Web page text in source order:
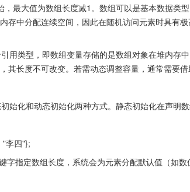
，最大值为数组长度减1。数组可以是基本数据类
存中分配连续空间，因此在随机访问元素时具有
用类型，即数组变量存储的是数组对象在堆内存
其长度不可改变。若需动态调整容量，通常需要
始化和动态初始化两种方式。静态初始化在声明
"李四"};
字指定数组长度，系统会为元素分配默认值（如